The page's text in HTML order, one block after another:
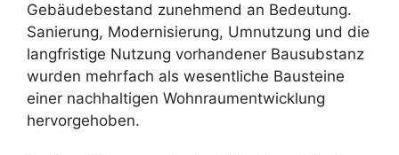
Gebäudebestand zunehmend an Bedeutung.
Sanierung, Modernisierung, Umnutzung und die
langfristige Nutzung vorhandener Bausubstanz
wurden mehrfach als wesentliche Bausteine
einer nachhaltigen Wohnraumentwicklung
hervorgehoben.